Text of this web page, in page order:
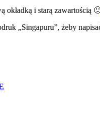
okładką i starą zawartością
„Singapuru”, żeby